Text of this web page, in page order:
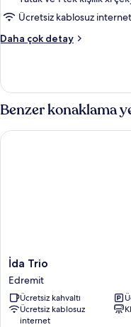
Ücretsiz kablosuz internet
Daha çok detay
Deniz
hakkında
daha
fazla
detay
Benzer konaklama
İda
Trio
Edremit
İda Trio
Edremit
Ücretsiz kahvaltı
Ücretsiz kablosuz
internet
İda Trio